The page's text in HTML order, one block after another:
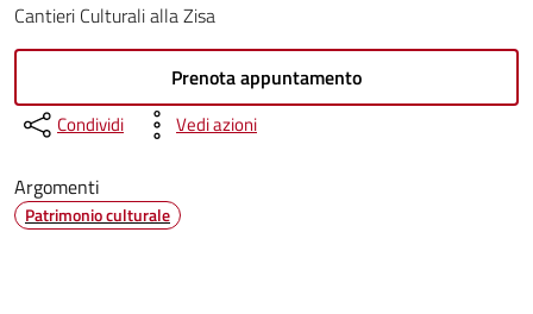
Cantieri Culturali alla Zisa
Prenota appuntamento
Condividi Vedi azioni
Argomenti
Patrimonio culturale